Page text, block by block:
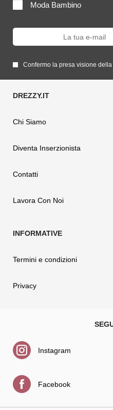
Moda Bambino
Confermo la presa visione della
Chi Siamo
Diventa Inserzionista
Contatti
Lavora Con Noi
Termini e condizioni
Privacy
Instagram
Facebook